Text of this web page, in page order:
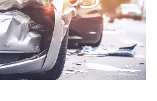
アドレス、お客さまの識別子、
トサービスのご利用に関する情
トカード番号、性別、年齢、家族
残高、dポイント利用履歴などが